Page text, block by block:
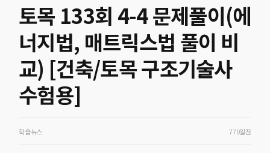
토목 133회 4-4 문제풀이(에
너지법, 매트릭스법 풀이 비
교) [건축/토목 구조기술사
수험용]
학습뉴스 770일전